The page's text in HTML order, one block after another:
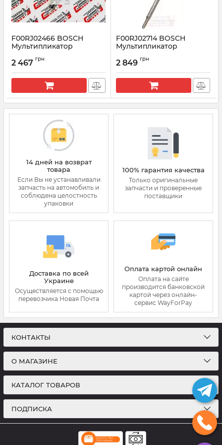
F00RJ02466 BOSCH
Мультипликатор
Артикул: F00RJ02466
2 467 грн
F00RJ02714 BOSCH
Мультипликатор
Артикул: F00RJ02714
2 849 грн
14 дней на возврат
товара
Если Вы не устанавливали
запчасть на автомобиль и
соблюдена целостность
упаковки
100% гарантия качества
Только оригинальные
запчасти и проверенные
поставщики
Доставка по всей
Украине
Осуществляется с помощью
перевозчика Новая Почта
Оплата картой онлайн
Оплата на сайте
производится банковской
картой через онлайн-
сервис WayForPay
КОНТАКТЫ
О МАГАЗИНЕ
КАТАЛОГ ТОВАРОВ
ПОДПИСКА